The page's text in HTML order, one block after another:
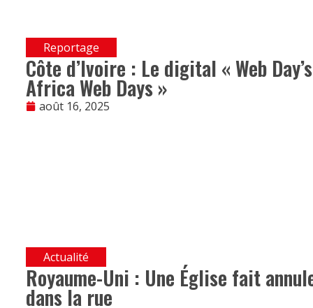
Reportage
Côte d’Ivoire : Le digital « Web
Africa Web Days »
août 16, 2025
Actualité
Royaume-Uni : Une Église fait
dans la rue